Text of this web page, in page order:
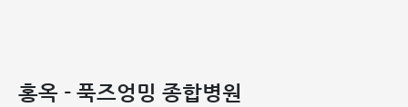
홍옥 - 푹즈엉밍 종합병원